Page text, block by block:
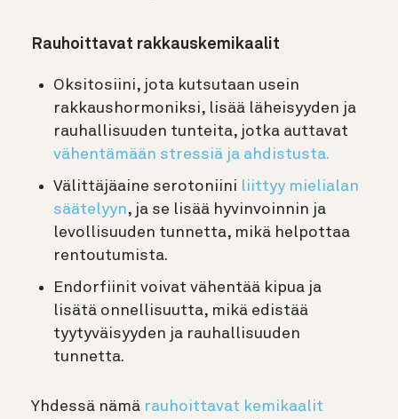
Rauhoittavat rakkauskemikaalit
Oksitosiini, jota kutsutaan usein
rakkaushormoniksi, lisää läheisyyden ja
rauhallisuuden tunteita, jotka auttavat
vähentämään stressiä ja ahdistusta.
Välittäjäaine serotoniini liittyy mielialan
säätelyyn, ja se lisää hyvinvoinnin ja
levollisuuden tunnetta, mikä helpottaa
rentoutumista.
Endorfiinit voivat vähentää kipua ja
lisätä onnellisuutta, mikä edistää
tyytyväisyyden ja rauhallisuuden
tunnetta.
Yhdessä nämä rauhoittavat kemikaalit